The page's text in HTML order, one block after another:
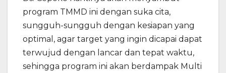
program TMMD ini dengan suka cita,
sungguh-sungguh dengan kesiapan yang
optimal, agar target yang ingin dicapai dapat
terwujud dengan lancar dan tepat waktu,
sehingga program ini akan berdampak Multi